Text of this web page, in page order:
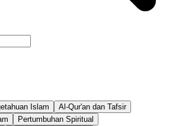
Islam
Al-Qur'an dan Tafsir
Pertumbuhan Spiritual